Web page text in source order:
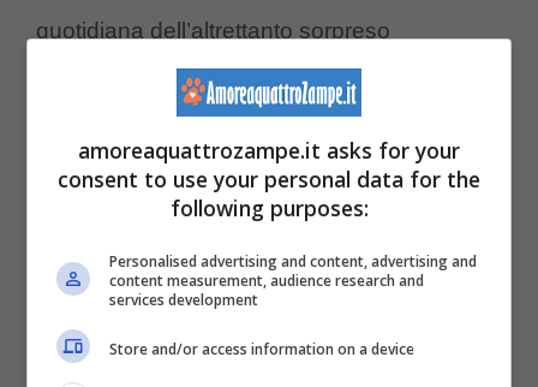
quotidiana dell’altrettanto sorpreso
Il pelosetto ha infatti iniziato subito a giocare
teneramente con Yetzu, per poi vedere in lui
rappresentasse – sostanzialmente per lui –
un vero e proprio un genitore. Dal loro primo
incontro, Biu Biu e il cucciolo, che sembrava
amoreaquattrozampe.it asks for your
consent to use your personal data for the
following purposes:
Personalised advertising and content, advertising and
content measurement, audience research and
services development
Store and/or access information on a device